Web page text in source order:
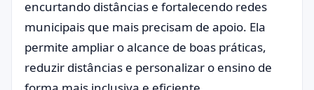
encurtando distâncias e fortalecendo redes
municipais que mais precisam de apoio. Ela
permite ampliar o alcance de boas práticas,
reduzir distâncias e personalizar o ensino de